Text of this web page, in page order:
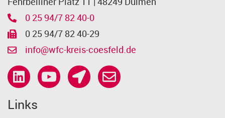
0 25 94/7 82 40-0
0 25 94/7 82 40-29
info@wfc-kreis-coesfeld.de
Links